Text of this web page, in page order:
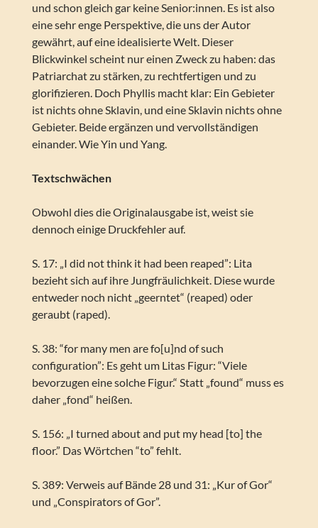
und schon gleich gar keine Senior:innen. Es ist also
eine sehr enge Perspektive, die uns der Autor
gewährt, auf eine idealisierte Welt. Dieser
Blickwinkel scheint nur einen Zweck zu haben: das
Patriarchat zu stärken, zu rechtfertigen und zu
glorifizieren. Doch Phyllis macht klar: Ein Gebieter
ist nichts ohne Sklavin, und eine Sklavin nichts ohne
Gebieter. Beide ergänzen und vervollständigen
einander. Wie Yin und Yang.
Textschwächen
Obwohl dies die Originalausgabe ist, weist sie
dennoch einige Druckfehler auf.
S. 17: „I did not think it had been reaped”: Lita
bezieht sich auf ihre Jungfräulichkeit. Diese wurde
entweder noch nicht „geerntet“ (reaped) oder
geraubt (raped).
S. 38: “for many men are fo[u]nd of such
configuration”: Es geht um Litas Figur: “Viele
bevorzugen eine solche Figur.“ Statt „found“ muss es
daher „fond“ heißen.
S. 156: „I turned about and put my head [to] the
floor.” Das Wörtchen “to” fehlt.
S. 389: Verweis auf Bände 28 und 31: „Kur of Gor“
und „Conspirators of Gor”.